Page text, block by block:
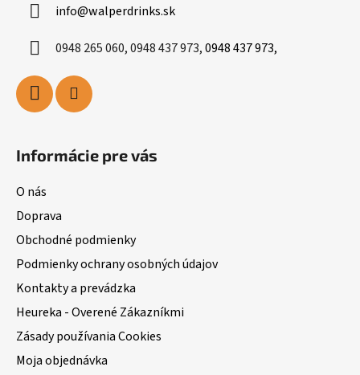
info@walperdrinks.sk
0948 265 060, 0948 437 973,0948 437 973,
Informácie pre vás
O nás
Doprava
Obchodné podmienky
Podmienky ochrany osobných údajov
Kontakty a prevádzka
Heureka - Overené Zákazníkmi
Zásady používania Cookies
Moja objednávka